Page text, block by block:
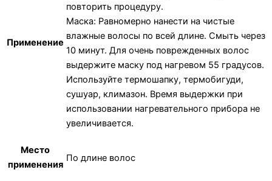
Применение
повторить процедуру.
Маска: Равномерно нанести на чистые
влажные волосы по всей длине. Смыть через
10 минут. Для очень поврежденных волос
выдержите маску под нагревом 55 градусов.
Используйте термошапку, термобигуди,
сушуар, климазон. Время выдержки при
использовании нагревательного прибора не
увеличивается.
Место
применения
По длине волос